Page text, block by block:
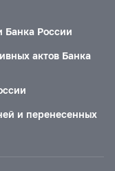
Банка России
актов Банка
и перенесенных